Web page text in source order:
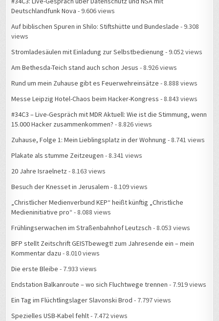
Deutschlandfunk Nova - 9.606 views
Auf biblischen Spuren in Shilo: Stiftshütte und Bundeslade - 9.308
views
Stromladesäulen mit Einladung zur Selbstbedienung - 9.052 views
Am Bethesda-Teich stand auch schon Jesus - 8.926 views
Rund um mein Zuhause gibt es Feuerwehreinsätze - 8.888 views
Messe Leipzig Hotel-Chaos beim Hacker-Kongress - 8.843 views
#34C3 – Live-Gespräch mit MDR Aktuell: Wie ist die Stimmung, wenn
15.000 Hacker zusammenkommen? - 8.826 views
Zuhause, Folge 1: Mein Lieblingsplatz in der Wohnung - 8.741 views
Plakate als stumme Zeitzeugen - 8.341 views
20 Jahre Israelnetz - 8.163 views
Besuch der Knesset in Jerusalem - 8.109 views
„Christlicher Medienverbund KEP“ heißt künftig „Christliche
Medieninitiative pro“ - 8.088 views
Frühlingserwachen im Straßenbahnhof Leutzsch - 8.053 views
BFP stellt Zeitschrift GEISTbewegt! zum Jahresende ein – mein
Kommentar dazu - 8.010 views
Die erste Bleibe - 7.933 views
Endstation Balkanroute – wo sich Fluchtwege trennen - 7.919 views
Ein Tag im Flüchtlingslager Slavonski Brod - 7.797 views
Spezielles USB-Kabel fehlt- 7.472 views